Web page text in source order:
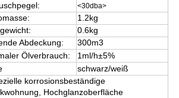
<30dba>
1.2kg
0.6kg
Abdeckung:
300m3
Ölverbrauch:
1ml/h±5%
schwarz/weiß
korrosionsbeständige
Hochglanzoberfläche